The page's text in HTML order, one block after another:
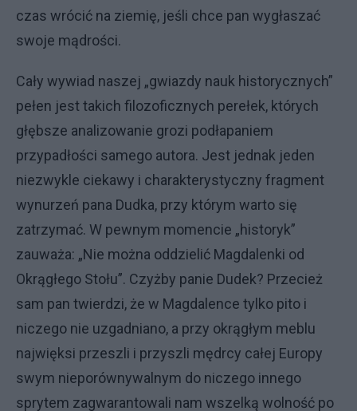
czas wrócić na ziemię, jeśli chce pan wygłaszać
swoje mądrości.
Cały wywiad naszej „gwiazdy nauk historycznych”
pełen jest takich filozoficznych perełek, których
głębsze analizowanie grozi podłapaniem
przypadłości samego autora. Jest jednak jeden
niezwykle ciekawy i charakterystyczny fragment
wynurzeń pana Dudka, przy którym warto się
zatrzymać. W pewnym momencie „historyk”
zauważa: „Nie można oddzielić Magdalenki od
Okrągłego Stołu”. Czyżby panie Dudek? Przecież
sam pan twierdzi, że w Magdalence tylko pito i
niczego nie uzgadniano, a przy okrągłym meblu
najwięksi przeszli i przyszli mędrcy całej Europy
swym nieporównywalnym do niczego innego
sprytem zagwarantowali nam wszelką wolność po